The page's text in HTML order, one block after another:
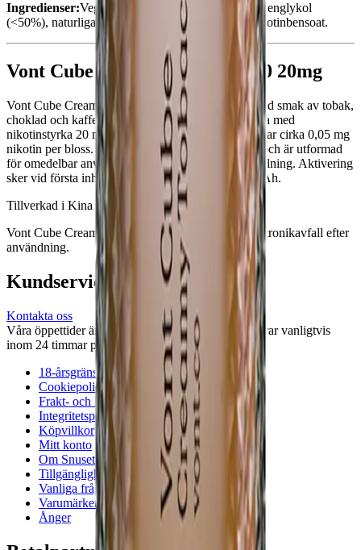
Ingredienser:Vegetabilisk glycerin (<50%), propylenglykol
(<50%), naturliga och konstgjorda smakämnen, nikotinbensoat.
Vont Cube Creamy Tobacco 800 20mg
Vont Cube Creamy Tobacco är en engångsvapemed smak av tobak,
choklad och kaffe. Enheten innehåller 2 ml e-vätska med
nikotinstyrka 20 mg/ml nikotinsalter, vilket motsvarar cirka 0,05 mg
nikotin per bloss. Produkten ger upp till 800 bloss och är utformad
för omedelbar användning utan laddning eller påfyllning. Aktivering
sker vid första inhalering. Batteri: integrerat 550 mAh.
Tillverkad i Kina för Vont AB.
Vont Cube Creamy Tobacco bör hanteras som elektronikavfall efter
användning.
Kundservice
Kontakta oss
Våra öppettider är: Alla dagar 08:00 - 18:00 Vi svarar vanligtvis
inom 24 timmar på vardagar.
18-årsgräns
Cookiepolicy
Frakt- och leveransvillkor
Integritetspolicy
Köpvillkor
Mitt konto
Om Snuset.se
Tillgänglighetsredogörelse
Vanliga frågor
Varumärken
Ånger